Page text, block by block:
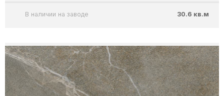
В наличии на заводе 30.6 кв.м